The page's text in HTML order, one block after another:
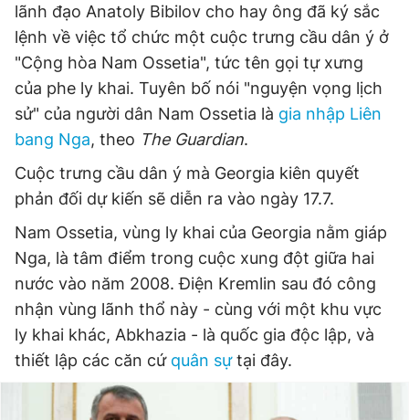
Thông tin tòa soạn Liên hệ quảng cáo
Theo dõi báo trên
Hotline
0906 645 777
Liên hệ quảng cáo
0908 780 404
Đặt báo Quảng cáo Tòa soạn Chính sách bảo
lãnh đạo Anatoly Bibilov cho hay ông đã ký sắc
lệnh về việc tổ chức một cuộc trưng cầu dân ý ở
"Cộng hòa Nam Ossetia", tức tên gọi tự xưng
của phe ly khai. Tuyên bố nói "nguyện vọng lịch
sử" của người dân Nam Ossetia là gia nhập Liên
bang Nga, theo The Guardian.
Cuộc trưng cầu dân ý mà Georgia kiên quyết
phản đối dự kiến sẽ diễn ra vào ngày 17.7.
Nam Ossetia, vùng ly khai của Georgia nằm giáp
Nga, là tâm điểm trong cuộc xung đột giữa hai
nước vào năm 2008. Điện Kremlin sau đó công
nhận vùng lãnh thổ này - cùng với một khu vực
ly khai khác, Abkhazia - là quốc gia độc lập, và
thiết lập các căn cứ quân sựtại đây.